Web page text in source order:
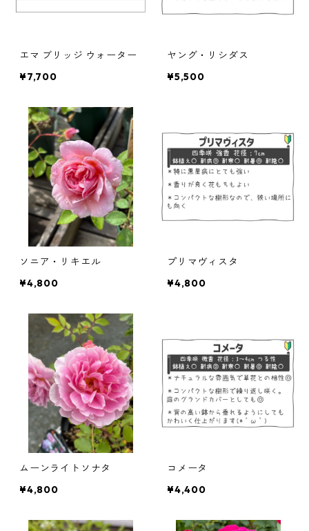
エマ ブリッジ ウォーター
¥7,700
ヤング・リシダス
¥5,500
ソニア・リキエル
¥4,800
プリマヴィスタ
¥4,800
ムーンライトソナタ
¥4,800
コメータ
¥4,400